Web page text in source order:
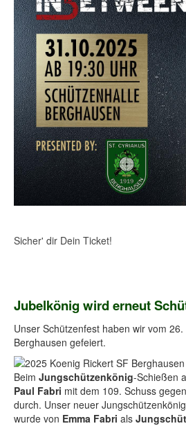
Sicher' dir Dein Ticket!
Jubelkönig wird erneut
Unser Schützenfest haben wir vom
Berghausen gefeiert.
Beim Jungschützenkönig-Schießen
Paul Fabri mit dem 109. Schuss
durch. Unser neuer
wurde von Emma Fabri als